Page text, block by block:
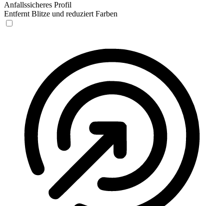
Anfallssicheres Profil
Entfernt Blitze und reduziert Farben